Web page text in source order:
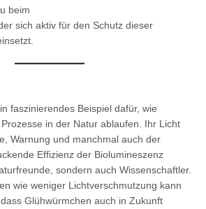
beim
der sich aktiv für den Schutz dieser
faszinierendes Beispiel dafür, wie
in der Natur ablaufen. Ihr Licht
Warnung und manchmal auch der
Effizienz der Biolumineszenz
sondern auch Wissenschaftler.
wie weniger Lichtverschmutzung kann
Glühwürmchen auch in Zukunft